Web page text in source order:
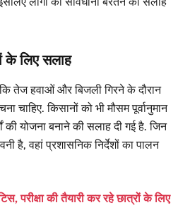
के लिए सलाह
तेज हवाओं और बिजली गिरने के दौरान
चाहिए. किसानों को भी मौसम पूर्वानुमान
की योजना बनाने की सलाह दी गई है. जिन
है, वहां प्रशासनिक निर्देशों का पालन
परीक्षा की तैयारी कर रहे छात्रों के लिए